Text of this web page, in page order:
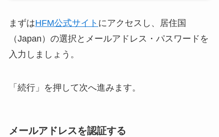
まずはHFM公式サイト にアクセスし、居住国
（Japan）の選択とメールアドレス・パスワードを
入力しましょう。
「続行」を押して次へ進みます。
メールアドレスを認証する